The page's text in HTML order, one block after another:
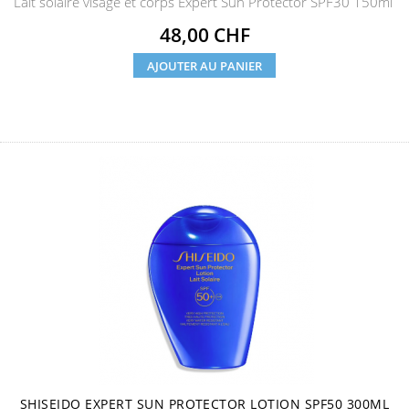
Prix
48,00 CHF
AJOUTER AU PANIER
SHISEIDO EXPERT SUN PROTECTOR LOTION SPF50 300ML